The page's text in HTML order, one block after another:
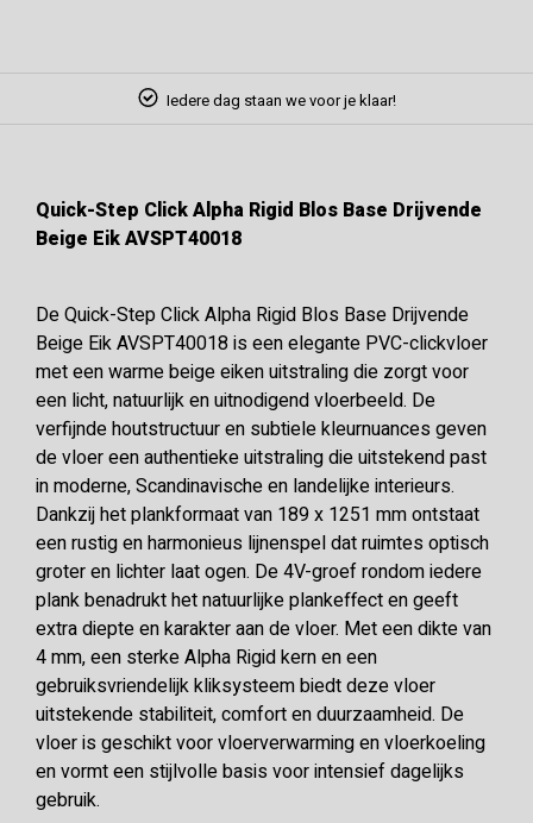
Iedere dag staan we voor je klaar!
Quick-Step Click Alpha Rigid Blos Base Drijvende
Beige Eik AVSPT40018
De Quick-Step Click Alpha Rigid Blos Base Drijvende
Beige Eik AVSPT40018 is een elegante PVC-clickvloer
met een warme beige eiken uitstraling die zorgt voor
een licht, natuurlijk en uitnodigend vloerbeeld. De
verfijnde houtstructuur en subtiele kleurnuances geven
de vloer een authentieke uitstraling die uitstekend past
in moderne, Scandinavische en landelijke interieurs.
Dankzij het plankformaat van 189 x 1251 mm ontstaat
een rustig en harmonieus lijnenspel dat ruimtes optisch
groter en lichter laat ogen. De 4V-groef rondom iedere
plank benadrukt het natuurlijke plankeffect en geeft
extra diepte en karakter aan de vloer. Met een dikte van
4 mm, een sterke Alpha Rigid kern en een
gebruiksvriendelijk kliksysteem biedt deze vloer
uitstekende stabiliteit, comfort en duurzaamheid. De
vloer is geschikt voor vloerverwarming en vloerkoeling
en vormt een stijlvolle basis voor intensief dagelijks
gebruik.